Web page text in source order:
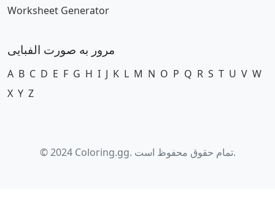
Worksheet Generator
مرور به صورت الفبایی
A B C D E F G H I J K L M N O P Q R S T U V W
X Y Z
© 2024 Coloring.gg. تمام حقوق محفوظ است.